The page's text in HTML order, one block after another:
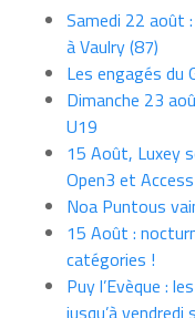
Samedi 22 août
à Vaulry (87)
Les engagés du
Dimanche 23
U19
15 Août, Luxey
Open3 et
Noa Puntous
15 Août :
catégories !
Puy l’Evèque :
jusqu’à vendredi